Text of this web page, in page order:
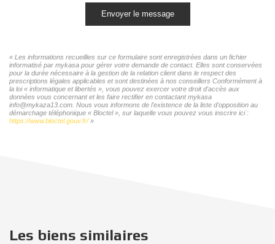
Envoyer le message
« Les informations recueillies sur ce formulaire sont enregistrées dans un fichier
informatisé par mykasa pour gérer votre demande de contact. Elles sont conservées
pour la durée nécessaire à la gestion de la relation client dans le respect des
prescriptions légales applicables et sont destinées à nos conseillers Conformément à
la loi « informatique et libertés », vous pouvez exercer votre droit d'accès aux
données vous concernant et les faire rectifier en contactant mykasa
info@mykaza13.com. Nous vous informons de l'existence de la liste d'opposition au
démarchage téléphonique « Bloctel », sur laquelle vous pouvez vous inscrire ici :
https://www.bloctel.gouv.fr/»
Les biens similaires